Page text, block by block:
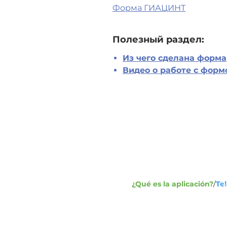
Форма ГИАЦИНТ
Полезный раздел:
Из чего сделана форма
Видео о работе с
¿Qué es la aplicación?/